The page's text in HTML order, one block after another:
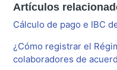
Artículos
Cálculo de pago e IBC
¿Cómo registrar el
colaboradores de